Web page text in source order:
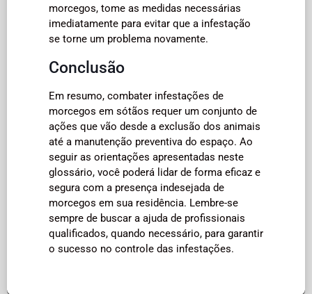
morcegos, tome as medidas necessárias
imediatamente para evitar que a infestação
se torne um problema novamente.
Conclusão
Em resumo, combater infestações de
morcegos em sótãos requer um conjunto de
ações que vão desde a exclusão dos animais
até a manutenção preventiva do espaço. Ao
seguir as orientações apresentadas neste
glossário, você poderá lidar de forma eficaz e
segura com a presença indesejada de
morcegos em sua residência. Lembre-se
sempre de buscar a ajuda de profissionais
qualificados, quando necessário, para garantir
o sucesso no controle das infestações.